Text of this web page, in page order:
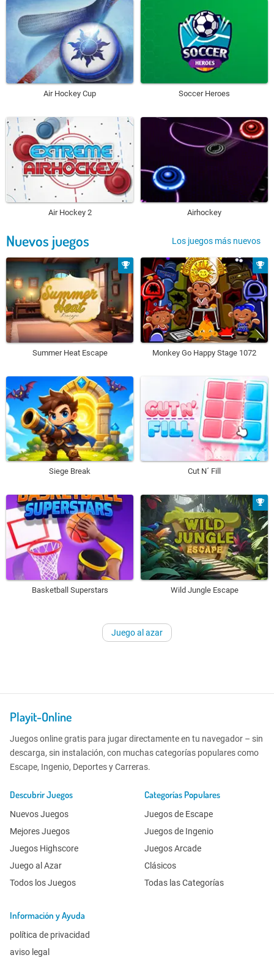
Air Hockey Cup Soccer Heroes
Air Hockey 2 Airhockey
Nuevos juegos Los juegos más nuevos
Summer Heat Escape Monkey Go Happy Stage 1072
Siege Break Cut N´ Fill
Basketball Superstars Wild Jungle Escape
Juego al azar
Playit-Online
Juegos online gratis para jugar directamente en tu navegador – sin
descarga, sin instalación, con muchas categorías populares como
Escape, Ingenio, Deportes y Carreras.
Descubrir Juegos
Nuevos Juegos
Mejores Juegos
Juegos Highscore
Juego al Azar
Todos los Juegos
Categorías Populares
Juegos de Escape
Juegos de Ingenio
Juegos Arcade
Clásicos
Todas las Categorías
Información y Ayuda
política de privacidad
aviso legal